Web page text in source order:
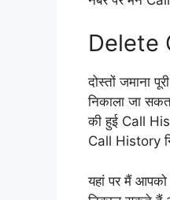
Delete
दोस्तों जमाना
निकाला जा
की हुई Call
Call History
यहां पर मैं